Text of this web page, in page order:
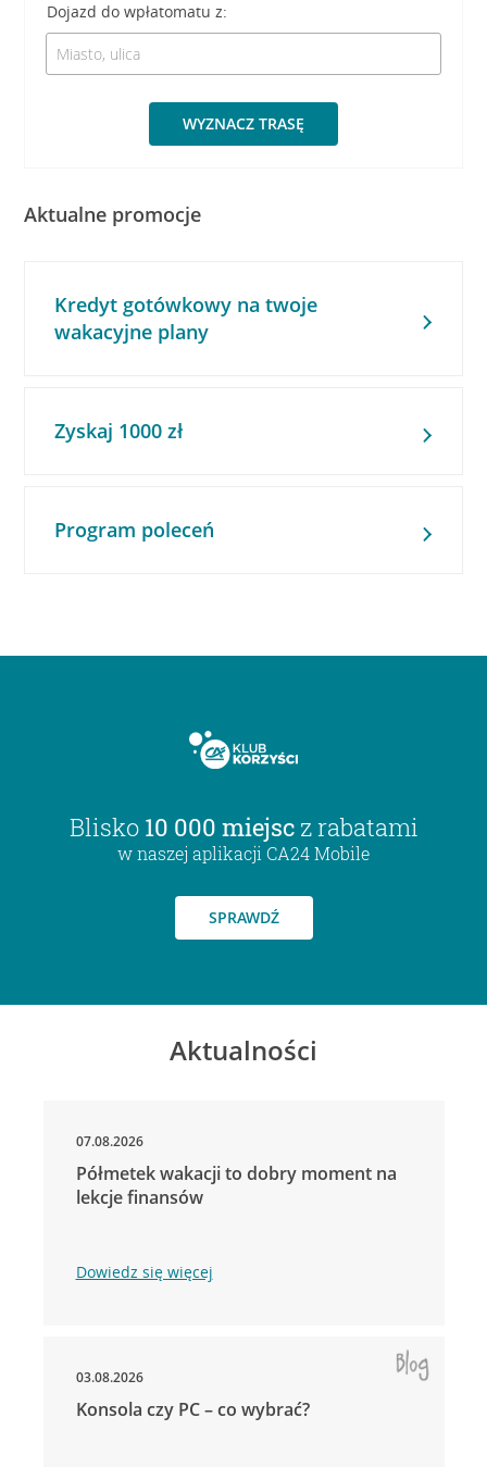
Dojazd do wpłatomatu z:
WYZNACZ TRASĘ
Aktualne promocje
Kredyt gotówkowy na twoje
wakacyjne plany
Zyskaj 1000 zł
Program poleceń
Blisko 10 000 miejsc z rabatami
w naszej aplikacji CA24 Mobile
SPRAWDŹ
Aktualności
07.08.2026
Półmetek wakacji to dobry moment na
lekcje finansów
Dowiedz się więcej
03.08.2026
Konsola czy PC – co wybrać?